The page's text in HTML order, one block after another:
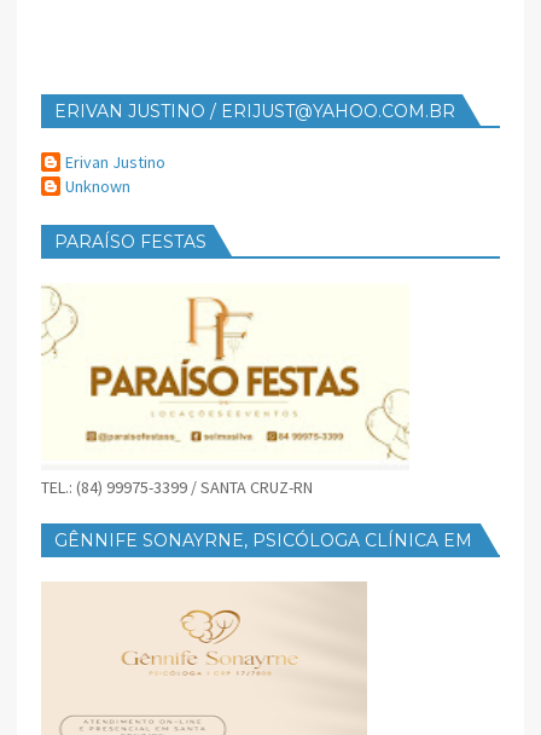
ERIVAN JUSTINO / ERIJUST@YAHOO.COM.BR
Erivan Justino
Unknown
PARAÍSO FESTAS
TEL.: (84) 99975-3399 / SANTA CRUZ-RN
GÊNNIFE SONAYRNE, PSICÓLOGA CLÍNICA EM